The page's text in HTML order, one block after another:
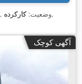
, وضعیت:کارکرده ,
آگهی کوچک